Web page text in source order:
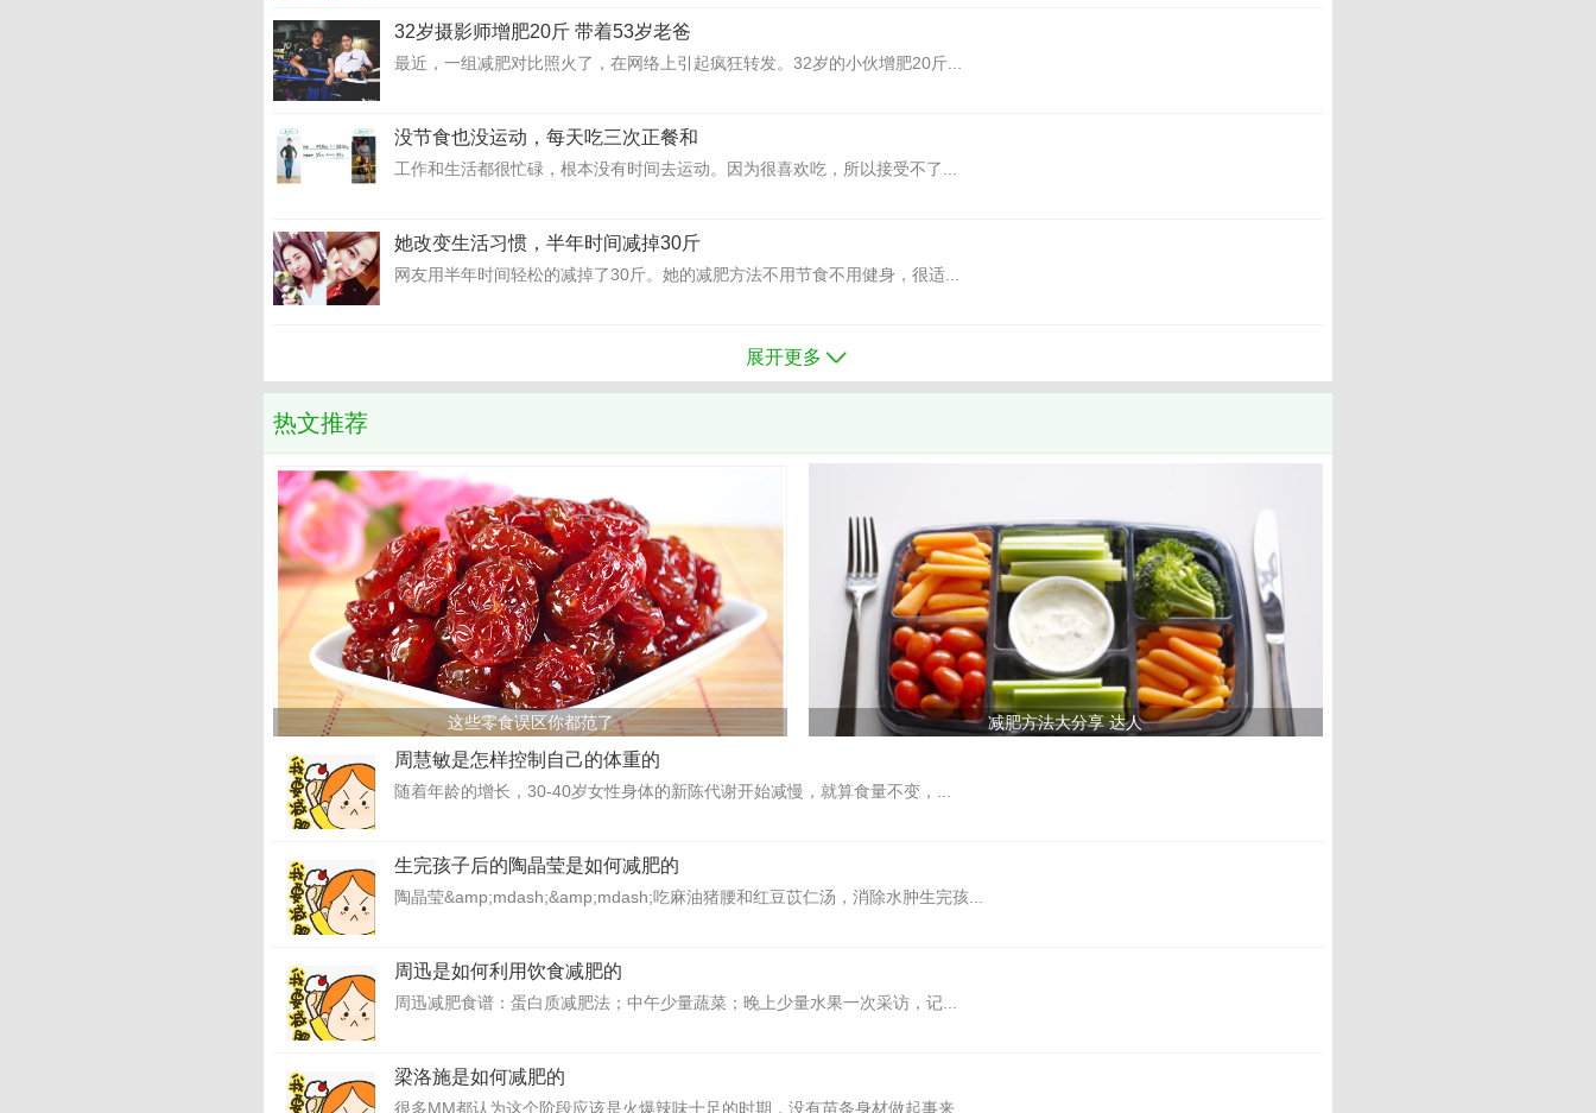
32岁摄影师增肥20斤 带着53岁老爸
最近，一组减肥对比照火了，在网络上引起疯狂转发。32岁的小伙增肥20斤...
没节食也没运动，每天吃三次正餐和
工作和生活都很忙碌，根本没有时间去运动。因为很喜欢吃，所以接受不了...
她改变生活习惯，半年时间减掉30斤
网友用半年时间轻松的减掉了30斤。她的减肥方法不用节食不用健身，很适...
展开更多
热文推荐
这些零食误区你都范了 减肥方法大分享 达人
周慧敏是怎样控制自己的体重的
随着年龄的增长，30-40岁女性身体的新陈代谢开始减慢，就算食量不变，...
生完孩子后的陶晶莹是如何减肥的
陶晶莹&amp;mdash;&amp;mdash;吃麻油猪腰和红豆苡仁汤，消除水肿生完孩...
周迅是如何利用饮食减肥的
周迅减肥食谱：蛋白质减肥法；中午少量蔬菜；晚上少量水果一次采访，记...
梁洛施是如何减肥的
很多MM都认为这个阶段应该是火爆辣味十足的时期，没有苗条身材做起事来...